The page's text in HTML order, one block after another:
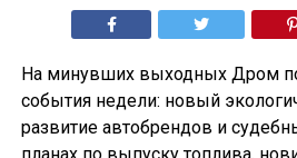
На минувших выходных Дром
события недели: новый
развитие автобрендов и